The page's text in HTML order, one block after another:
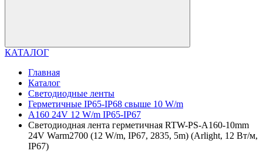
КАТАЛОГ
Главная
Каталог
Светодиодные ленты
Герметичные IP65-IP68 свыше 10 W/m
A160 24V 12 W/m IP65-IP67
Светодиодная лента герметичная RTW-PS-A160-10mm
24V Warm2700 (12 W/m, IP67, 2835, 5m) (Arlight, 12 Вт/м,
IP67)